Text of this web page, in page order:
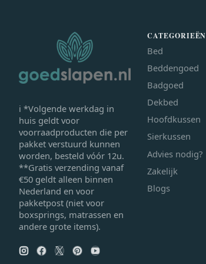
ℹ *Volgende werkdag in
huis geldt voor
voorraadproducten die per
pakket verstuurd kunnen
worden, besteld vóór 12u.
**Gratis verzending vanaf
€50 geldt alleen binnen
Nederland en voor
pakketpost (niet voor
boxsprings, matrassen en
andere grote items).
CATEGORIEËN
Bed
Beddengoed
Badgoed
Dekbed
Hoofdkussen
Sierkussen
Advies nodig?
Zakelijk
Blogs